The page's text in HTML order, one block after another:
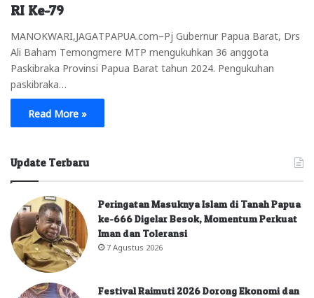
RI Ke-79
MANOKWARI,JAGATPAPUA.com–Pj Gubernur Papua Barat, Drs
Ali Baham Temongmere MTP mengukuhkan 36 anggota
Paskibraka Provinsi Papua Barat tahun 2024. Pengukuhan
paskibraka…
Read More »
Update Terbaru
Peringatan Masuknya Islam di Tanah Papua
ke-666 Digelar Besok, Momentum Perkuat
Iman dan Toleransi
7 Agustus 2026
Festival Raimuti 2026 Dorong Ekonomi dan